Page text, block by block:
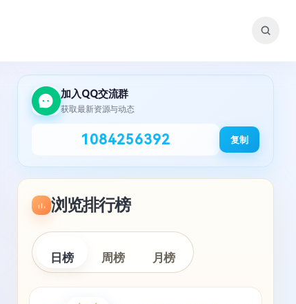
加入QQ交流群
获取最新资源与动态
1084256392 复制
浏览排行榜
日榜 周榜 月榜